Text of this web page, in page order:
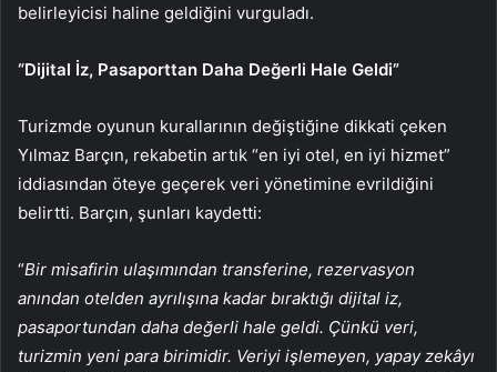
belirleyicisi haline geldiğini vurguladı.
“Dijital İz, Pasaporttan Daha Değerli Hale Geldi”
Turizmde oyunun kurallarının değiştiğine dikkati çeken
Yılmaz Barçın, rekabetin artık “en iyi otel, en iyi hizmet”
iddiasından öteye geçerek veri yönetimine evrildiğini
belirtti. Barçın, şunları kaydetti:
“Bir misafirin ulaşımından transferine, rezervasyon
anından otelden ayrılışına kadar bıraktığı dijital iz,
pasaportundan daha değerli hale geldi. Çünkü veri,
turizmin yeni para birimidir. Veriyi işlemeyen, yapay zekâyı